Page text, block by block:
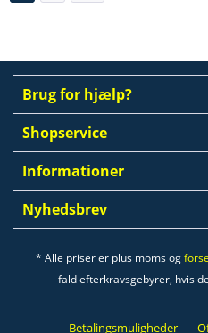
Brug for hjælp?
Shopservice
Informationer
Nyhedsbrev
* Alle priser er plus moms og
fald efterkravsgebyrer, hvis
Betalingsmuligheder